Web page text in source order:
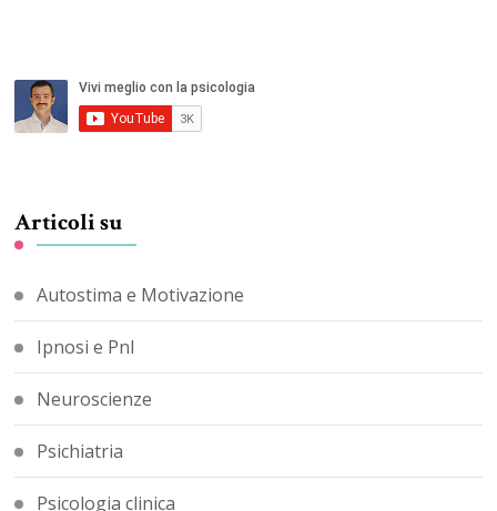
Articoli su
Autostima e Motivazione
Ipnosi e Pnl
Neuroscienze
Psichiatria
Psicologia clinica